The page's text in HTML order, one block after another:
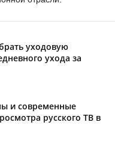
уходовую
ухода за
и современные
русского ТВ в